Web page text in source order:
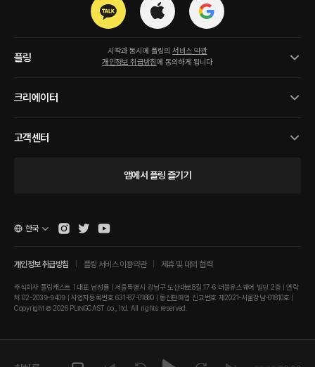
시작과 동시에 플링의 서비스 약관
개인정보 취급방침에 동의하게 됩니다
플링
크리에이터
고객센터
앱에서 플링 즐기기
개인정보 취급방침 플링 서비스 이용약관 제휴 및 대외 협력
주식회사 플링캐스트 | 대표 남성률 | 서울특별시 강남구 도산대로8길 17-6 더블유스퀘어 빌딩 2층 | 연락
처 02-2039-9409 | 사업자등록번호 631-87-01880 | 통신판매업 신고번호 제2021-서울강남-01810호 |
Copyright © 2026 PLINGCAST co., ltd. All rights reserved.
한국